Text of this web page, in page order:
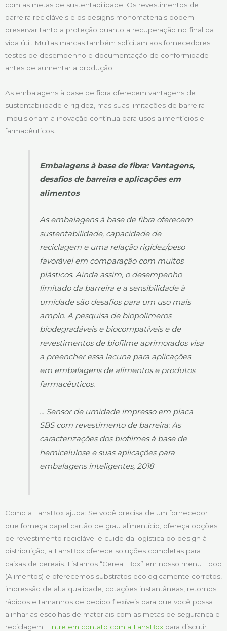
com as metas de sustentabilidade. Os revestimentos de
barreira recicláveis e os designs monomateriais podem
preservar tanto a proteção quanto a recuperação no final da
vida útil. Muitas marcas também solicitam aos fornecedores
testes de desempenho e documentação de conformidade
antes de aumentar a produção.
As embalagens à base de fibra oferecem vantagens de
sustentabilidade e rigidez, mas suas limitações de barreira
impulsionam a inovação contínua para usos alimentícios e
farmacêuticos.
Embalagens à base de fibra: Vantagens,
desafios de barreira e aplicações em
alimentos
As embalagens à base de fibra oferecem
sustentabilidade, capacidade de
reciclagem e uma relação rigidez/peso
favorável em comparação com muitos
plásticos. Ainda assim, o desempenho
limitado da barreira e a sensibilidade à
umidade são desafios para um uso mais
amplo. A pesquisa de biopolímeros
biodegradáveis e biocompatíveis e de
revestimentos de biofilme aprimorados visa
a preencher essa lacuna para aplicações
em embalagens de alimentos e produtos
farmacêuticos.
... Sensor de umidade impresso em placa
SBS com revestimento de barreira: As
caracterizações dos biofilmes à base de
hemicelulose e suas aplicações para
embalagens inteligentes, 2018
Como a LansBox ajuda: Se você precisa de um fornecedor
que forneça papel cartão de grau alimentício, ofereça opções
de revestimento reciclável e cuide da logística do design à
distribuição, a LansBox oferece soluções completas para
caixas de cereais. Listamos “Cereal Box” em nosso menu Food
(Alimentos) e oferecemos substratos ecologicamente corretos,
impressão de alta qualidade, cotações instantâneas, retornos
rápidos e tamanhos de pedido flexíveis para que você possa
alinhar as escolhas de materiais com as metas de segurança e
reciclagem.
Entre em contato com a LansBox para discutir